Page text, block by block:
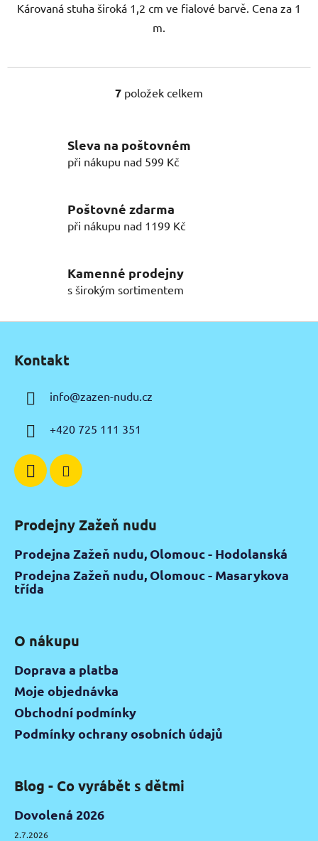
Károvaná stuha široká 1,2 cm ve fialové barvě. Cena za 1
m.
O
á
d
í
p
k
y
ý
7 položek celkem
Sleva na poštovném
při nákupu nad 599 Kč
Poštovné zdarma
při nákupu nad 1199 Kč
Kamenné prodejny
s širokým sortimentem
Kontakt
info@zazen-nudu.cz
+420 725 111 351
Prodejny Zažeň nudu
Prodejna Zažeň nudu, Olomouc - Hodolanská
Prodejna Zažeň nudu, Olomouc - Masarykova
třída
O nákupu
Doprava a platba
Moje objednávka
Obchodní podmínky
Podmínky ochrany osobních údajů
Blog - Co vyrábět s dětmi
Dovolená 2026
2.7.2026